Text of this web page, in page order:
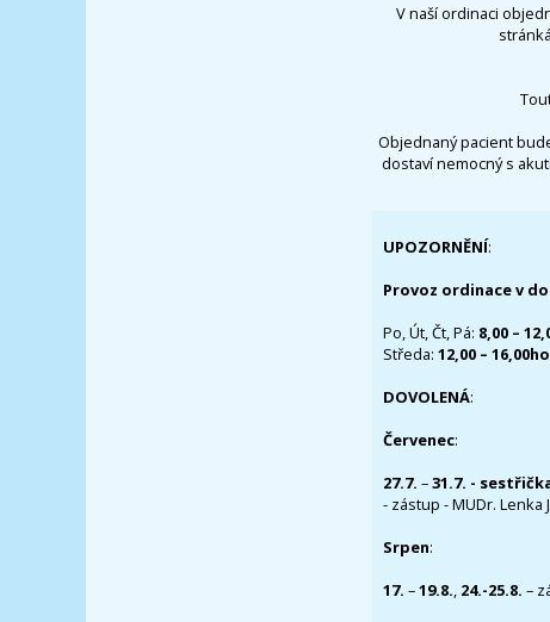
V naší ordinaci
Objednaný pacient
dostaví nemocný s
UPOZORNĚNÍ:
Provoz ordinace v
Po, Út, Čt, Pá: 8,00 –
Středa: 12,00 –
DOVOLENÁ:
Červenec:
27.7. –31.7. -
- zástup - MUDr. Lenka
Srpen:
17. –19.8., 24.-25.8. –